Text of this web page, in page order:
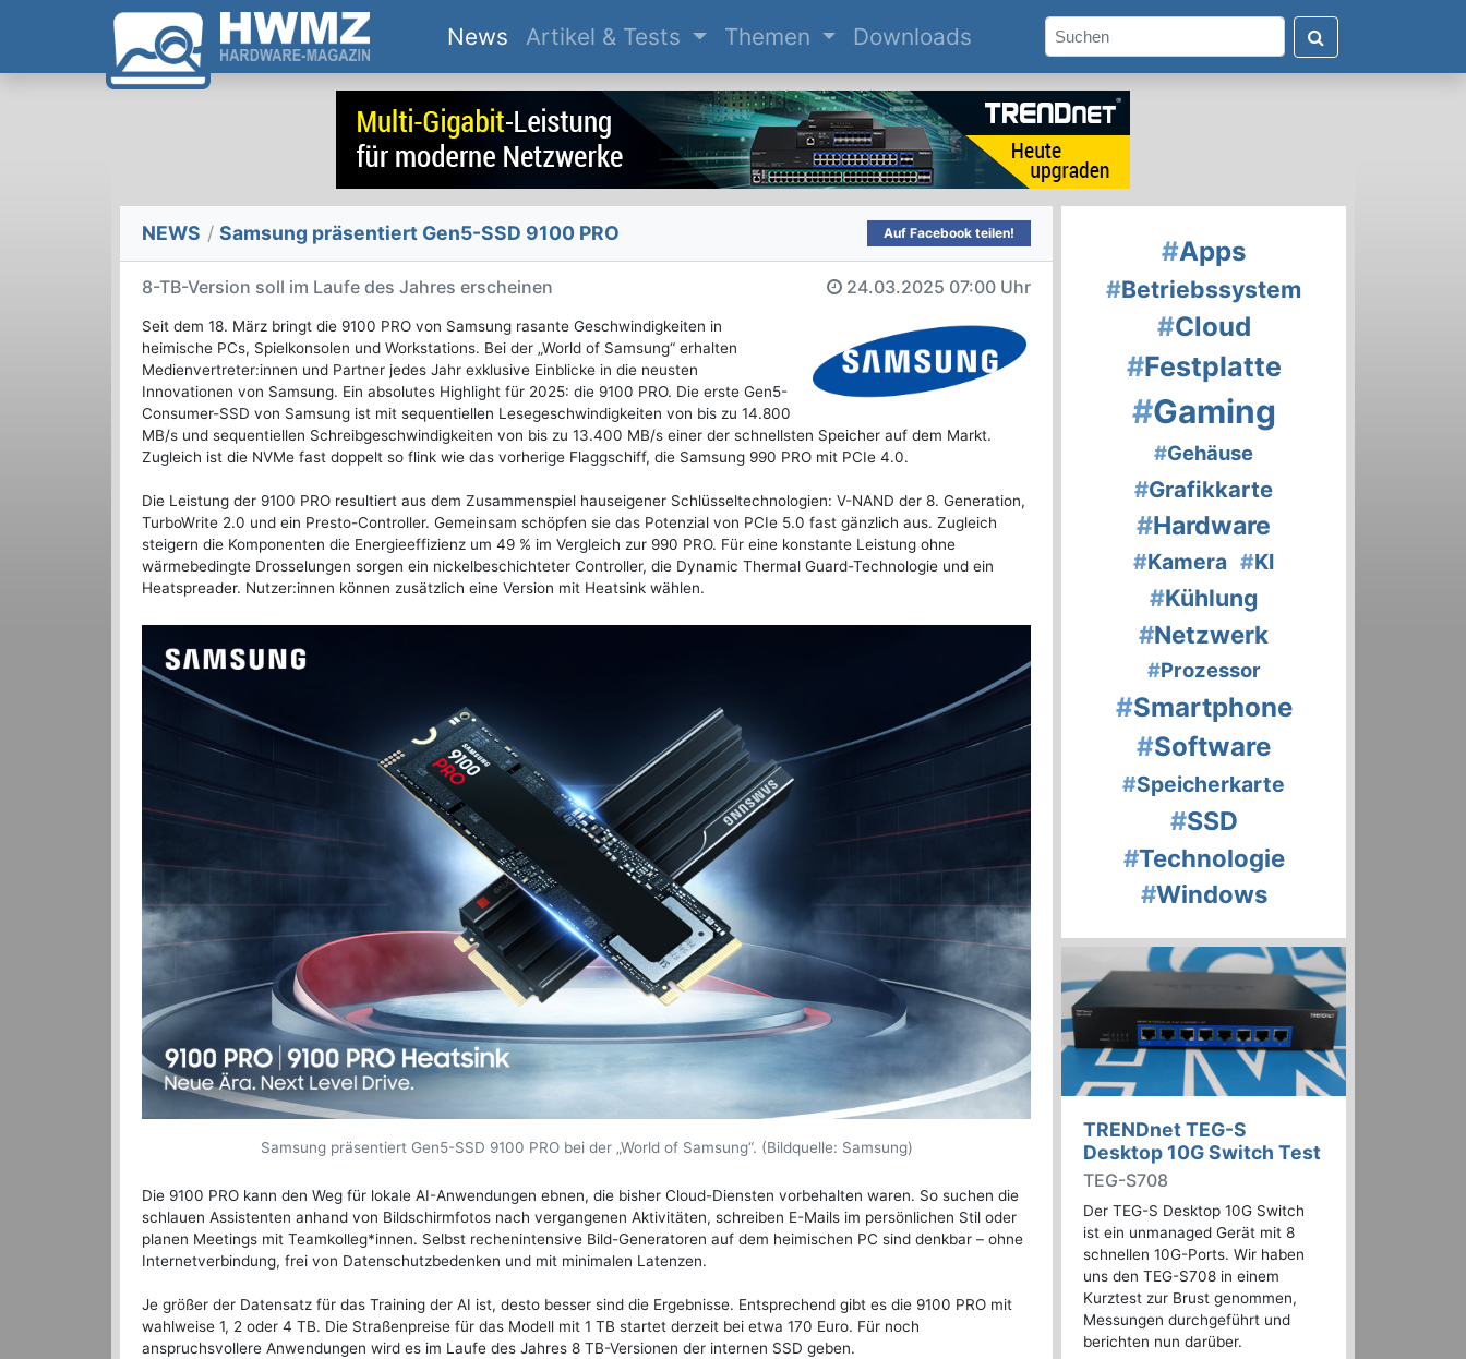
News(current)
Artikel & Tests Themen Downloads
NEWS / Samsung präsentiert Gen5-SSD 9100 PRO Auf Facebook teilen!
8-TB-Version soll im Laufe des Jahres erscheinen 24.03.2025 07:00 Uhr
Seit dem 18. März bringt die 9100 PRO von Samsung rasante Geschwindigkeiten in
heimische PCs, Spielkonsolen und Workstations. Bei der „World of Samsung“ erhalten
Medienvertreter:innen und Partner jedes Jahr exklusive Einblicke in die neusten
Innovationen von Samsung. Ein absolutes Highlight für 2025: die 9100 PRO. Die erste Gen5-
Consumer-SSD von Samsung ist mit sequentiellen Lesegeschwindigkeiten von bis zu 14.800
MB/s und sequentiellen Schreibgeschwindigkeiten von bis zu 13.400 MB/s einer der schnellsten Speicher auf dem Markt.
Zugleich ist die NVMe fast doppelt so flink wie das vorherige Flaggschiff, die Samsung 990 PRO mit PCIe 4.0.
Die Leistung der 9100 PRO resultiert aus dem Zusammenspiel hauseigener Schlüsseltechnologien: V-NAND der 8. Generation,
TurboWrite 2.0 und ein Presto-Controller. Gemeinsam schöpfen sie das Potenzial von PCIe 5.0 fast gänzlich aus. Zugleich
steigern die Komponenten die Energieeffizienz um 49 % im Vergleich zur 990 PRO. Für eine konstante Leistung ohne
wärmebedingte Drosselungen sorgen ein nickelbeschichteter Controller, die Dynamic Thermal Guard-Technologie und ein
Heatspreader. Nutzer:innen können zusätzlich eine Version mit Heatsink wählen.
Samsung präsentiert Gen5-SSD 9100 PRO bei der „World of Samsung“. (Bildquelle: Samsung)
Die 9100 PRO kann den Weg für lokale AI-Anwendungen ebnen, die bisher Cloud-Diensten vorbehalten waren. So suchen die
schlauen Assistenten anhand von Bildschirmfotos nach vergangenen Aktivitäten, schreiben E-Mails im persönlichen Stil oder
planen Meetings mit Teamkolleg*innen. Selbst rechenintensive Bild-Generatoren auf dem heimischen PC sind denkbar – ohne
Internetverbindung, frei von Datenschutzbedenken und mit minimalen Latenzen.
Je größer der Datensatz für das Training der AI ist, desto besser sind die Ergebnisse. Entsprechend gibt es die 9100 PRO mit
wahlweise 1, 2 oder 4 TB. Die Straßenpreise für das Modell mit 1 TB startet derzeit bei etwa 170 Euro. Für noch
anspruchsvollere Anwendungen wird es im Laufe des Jahres 8 TB-Versionen der internen SSD geben.
#Apps
#Betriebssystem
#Cloud
#Festplatte
#Gaming
#Gehäuse
#Grafikkarte
#Hardware
#Kamera #KI
#Kühlung
#Netzwerk
#Prozessor
#Smartphone
#Software
#Speicherkarte
#SSD
#Technologie
#Windows
TRENDnet TEG-S
Desktop 10G Switch Test
TEG-S708
Der TEG-S Desktop 10G Switch
ist ein unmanaged Gerät mit 8
schnellen 10G-Ports. Wir haben
uns den TEG-S708 in einem
Kurztest zur Brust genommen,
Messungen durchgeführt und
berichten nun darüber.